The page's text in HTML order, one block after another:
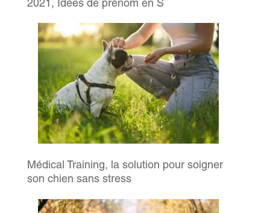
2021, Idées de prénom en S
Médical Training, la solution pour soigner
son chien sans stress